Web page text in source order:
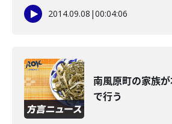
2014.09.08 |00:04:06
南風原町の家族
で行う